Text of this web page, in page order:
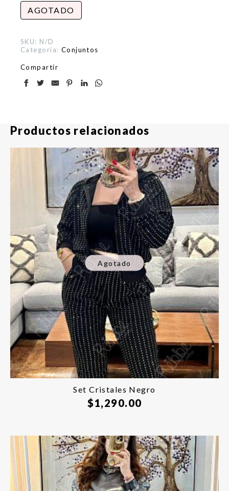
AGOTADO
SKU: N/D
Categoría: Conjuntos
Compartir
Productos relacionados
Agotado
Set Cristales Negro
$1,290.00